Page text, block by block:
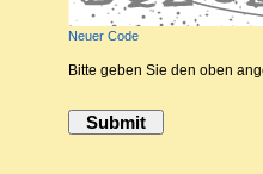
Neuer Code
Bitte geben Sie den oben